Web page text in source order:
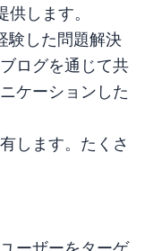
します。
験した問題解決
ログを通じて共
ケーションした
します。たくさ